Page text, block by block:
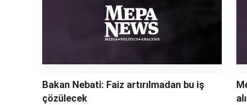
Bakan Nebati: Faiz artırılmadan bu iş
çözülecek